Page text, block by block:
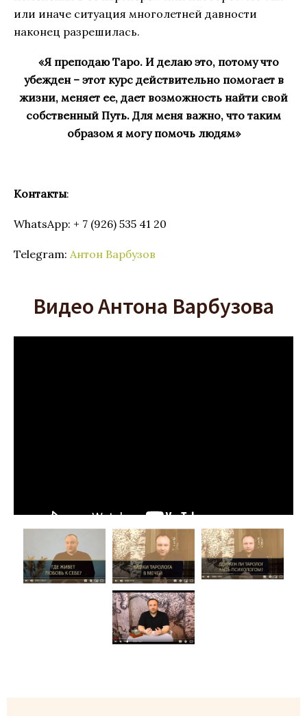
или иначе ситуация многолетней давности
наконец разрешилась.
«Я преподаю Таро. И делаю это, потому что
убежден – этот курс действительно помогает в
жизни, меняет ее, дает возможность найти свой
собственный Путь. Для меня важно, что таким
образом я могу помочь людям»
Контакты:
WhatsApp: + 7 (926) 535 41 20
Telegram: Антон Варбузов
Видео Антона Варбузова